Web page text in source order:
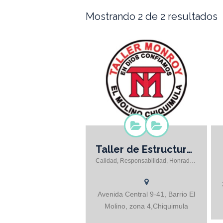
Mostrando 2 de 2 resultados
Puertas Portones Eléctricos y
manuales Ventanas y Balcones
delanteras y traseras para todo tipo
de vehículo Techos metálicos
Soldadura Eléctrica y Autógena en
Taller de Estructuras Metálicas MONROY
Calidad, Responsabilidad, Honradez!
Avenida Central 9-41, Barrio El
Molino, zona 4,Chiquimula